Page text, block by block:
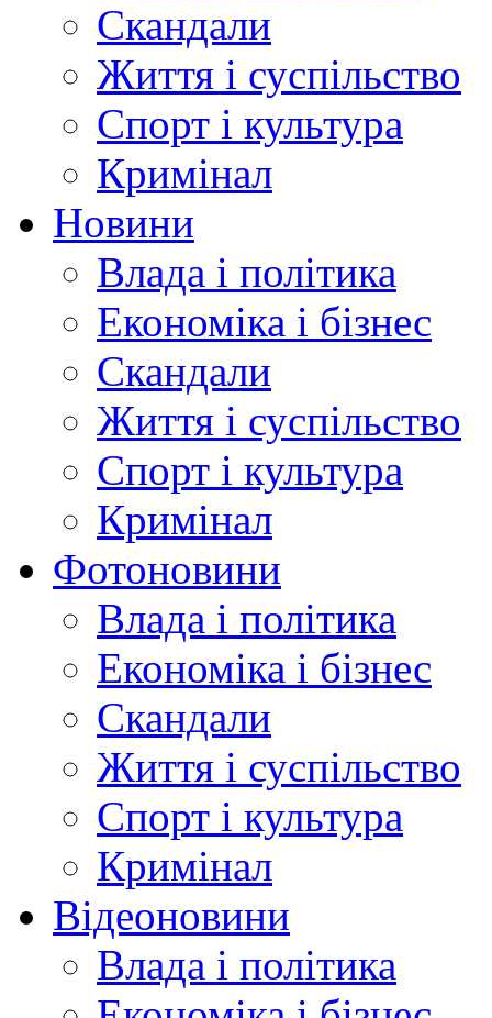
Скандали
Життя і суспільство
Спорт і культура
Кримінал
Новини
Влада і політика
Економіка і бізнес
Скандали
Життя і суспільство
Спорт і культура
Кримінал
Фотоновини
Влада і політика
Економіка і бізнес
Скандали
Життя і суспільство
Спорт і культура
Кримінал
Відеоновини
Влада і політика